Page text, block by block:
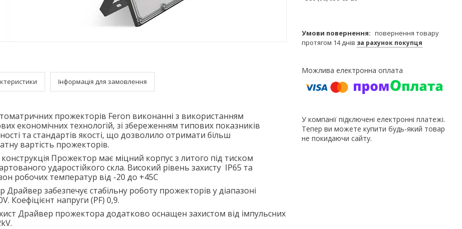
Інформація для замовлення
прожекторів Feron виконанні з використанням
економічних технологій, зі збереженням типових показників
та стандартів якості, що дозволило отримати більш
вартість прожекторів.
Прожектор має міцний корпус з литого під тиском
ударостійкого скла. Високий рівень захисту IP65 та
робочих температур від -20 до +45С
Драйвер забезпечує стабільну роботу прожекторів у діапазоні
Коефіцієнт напруги (PF) 0,9.
Драйвер прожектора додатково оснащен захистом від імпульсних
повернення товару
протягом 14 днів за рахунок покупця
У компанії підключені електронні платежі.
Тепер ви можете купити будь-який товар
не покидаючи сайту.